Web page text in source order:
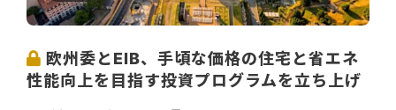
欧州委とEIB、手頃な価格の住宅と省エネ
性能向上を目指す投資プログラムを立ち上げ